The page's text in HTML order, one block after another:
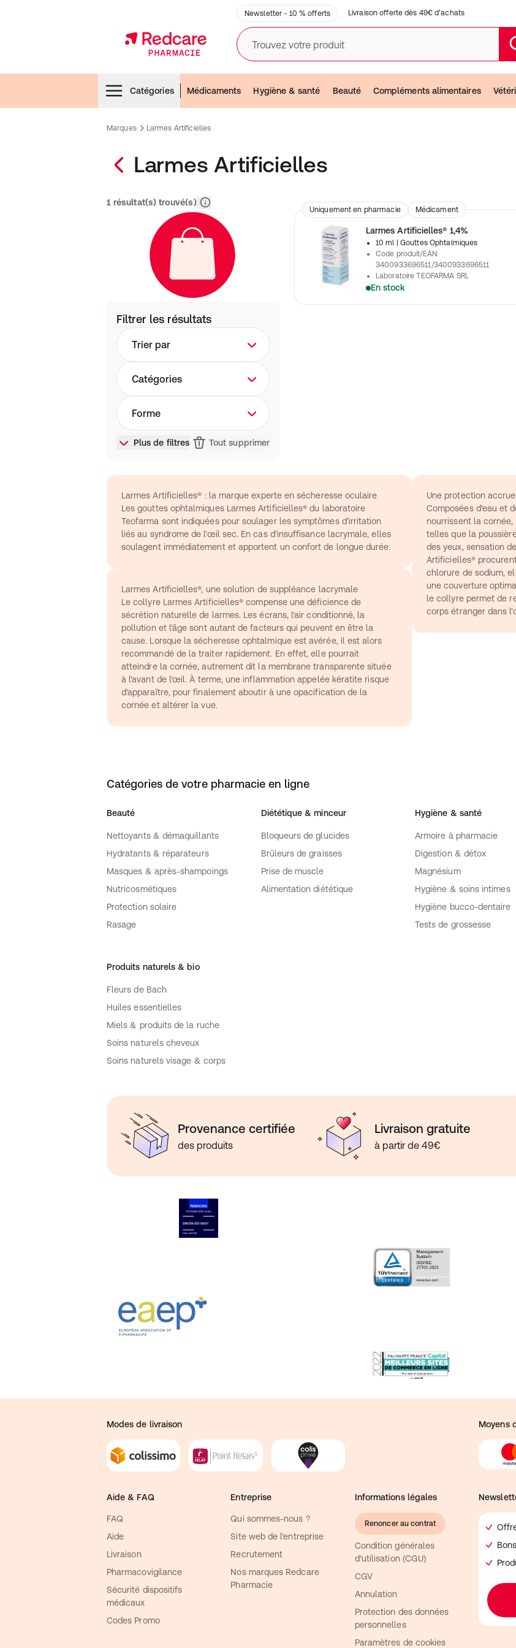
Newsletter - 10 % offerts Livraison offerte dès 49€ d’achats
Trouvez votre produit
Catégories
Médicaments Hygiène & santé Beauté Compléments alimentaires
Marques Larmes Artificielles
Larmes Artificielles
1 résultat(s) trouvé(s)Pertinence
Filtrer les résultats
Trier par
Catégories
Forme
Plus de filtres Tout supprimer
Uniquement en pharmacie Médicament
Larmes Artificielles® 1,4%
10 ml
| Gouttes Ophtalmiques
Code produit/EAN:
3400933696511/3400933696511
Laboratoire TEOFARMA SRL
En stock
Larmes Artificielles® : la marque experte en sécheresse oculaire
Les gouttes ophtalmiques Larmes Artificielles® du laboratoire
Teofarma sont indiquées pour soulager les symptômes d'irritation
liés au syndrome de l'œil sec. En cas d'insuffisance lacrymale, elles
soulagent immédiatement et apportent un confort de longue durée.
Larmes Artificielles®, une solution de suppléance lacrymale
Le collyre Larmes Artificielles® compense une déficience de
sécrétion naturelle de larmes. Les écrans, l'air conditionné, la
pollution et l'âge sont autant de facteurs qui peuvent en être la
cause. Lorsque la sécheresse ophtalmique est avérée, il est alors
recommandé de la traiter rapidement. En effet, elle pourrait
atteindre la cornée, autrement dit la membrane transparente située
à l'avant de l'œil. À terme, une inflammation appelée kératite risque
d'apparaître, pour finalement aboutir à une opacification de la
cornée et altérer la vue.
Une protection
Composées d'eau et
nourrissent la
telles que la
des yeux, sensation
Artificielles®
chlorure de sodium,
une couverture
le collyre permet de
corps étranger dans
Catégories de votre pharmacie en ligne
Beauté
Nettoyants & démaquillants
Hydratants & réparateurs
Masques & après-shampoings
Nutricosmétiques
Protection solaire
Rasage
Diététique & minceur
Bloqueurs de glucides
Brûleurs de graisses
Prise de muscle
Alimentation diététique
Hygiène & santé
Armoire à pharmacie
Digestion & détox
Magnésium
Hygiène & soins intimes
Hygiène bucco-dentaire
Tests de grossesse
Produits naturels & bio
Fleurs de Bach
Huiles essentielles
Miels & produits de la ruche
Soins naturels cheveux
Soins naturels visage & corps
Provenance certifiée
des produits
Livraison gratuite
à partir de 49€
Modes de livraison Moyens
Aide & FAQ
FAQ
Aide
Livraison
Pharmacovigilance
Sécurité dispositifs
médicaux
Codes Promo
Entreprise
Qui sommes-nous ?
Site web de l'entreprise
Recrutement
Nos marques Redcare
Pharmacie
Informations légales
Renoncer au contrat
Condition générales
d'utilisation (CGU)
CGV
Annulation
Protection des données
personnelles
Paramètres de cookies